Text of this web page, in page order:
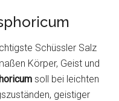
Schüssler Salz
Körper, Geist und
soll bei leichten
geistiger